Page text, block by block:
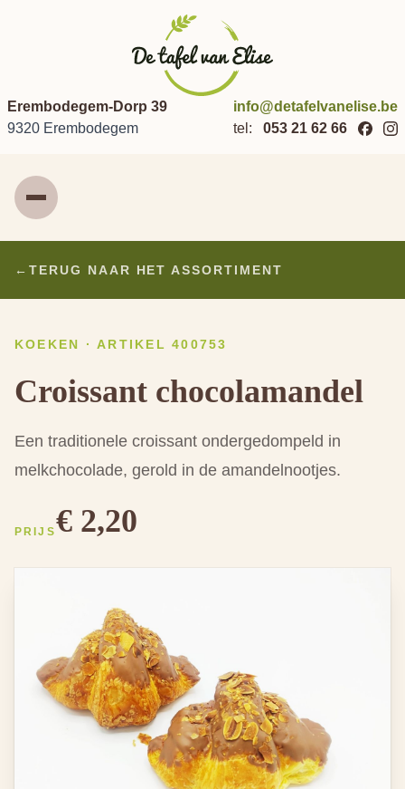
Erembodegem-Dorp 39
9320 Erembodegem
info@detafelvanelise.be
tel:
053 21 62 66
Menu
← TERUG NAAR HET ASSORTIMENT
KOEKEN · ARTIKEL 400753
Croissant chocolamandel
Een traditionele croissant ondergedompeld in
melkchocolade, gerold in de amandelnootjes.
PRIJS€ 2,20